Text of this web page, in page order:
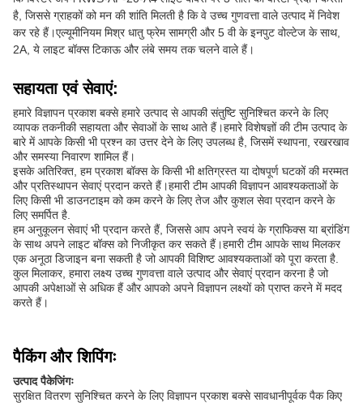
है, जिससे ग्राहकों को मन की शांति मिलती है कि वे उच्च गुणवत्ता वाले उत्पाद में निवेश
कर रहे हैं।एल्यूमीनियम मिश्र धातु फ्रेम सामग्री और 5 वी के इनपुट वोल्टेज के साथ,
2A, ये लाइट बॉक्स टिकाऊ और लंबे समय तक चलने वाले हैं।
सहायता एवं सेवाएं:
हमारे विज्ञापन प्रकाश बक्से हमारे उत्पाद से आपकी संतुष्टि सुनिश्चित करने के लिए
व्यापक तकनीकी सहायता और सेवाओं के साथ आते हैं।हमारे विशेषज्ञों की टीम उत्पाद के
बारे में आपके किसी भी प्रश्न का उत्तर देने के लिए उपलब्ध है, जिसमें स्थापना, रखरखाव
और समस्या निवारण शामिल हैं।
इसके अतिरिक्त, हम प्रकाश बॉक्स के किसी भी क्षतिग्रस्त या दोषपूर्ण घटकों की मरम्मत
और प्रतिस्थापन सेवाएं प्रदान करते हैं।हमारी टीम आपकी विज्ञापन आवश्यकताओं के
लिए किसी भी डाउनटाइम को कम करने के लिए तेज और कुशल सेवा प्रदान करने के
लिए समर्पित है.
हम अनुकूलन सेवाएं भी प्रदान करते हैं, जिससे आप अपने स्वयं के ग्राफिक्स या ब्रांडिंग
के साथ अपने लाइट बॉक्स को निजीकृत कर सकते हैं।हमारी टीम आपके साथ मिलकर
एक अनूठा डिजाइन बना सकती है जो आपकी विशिष्ट आवश्यकताओं को पूरा करता है.
कुल मिलाकर, हमारा लक्ष्य उच्च गुणवत्ता वाले उत्पाद और सेवाएं प्रदान करना है जो
आपकी अपेक्षाओं से अधिक हैं और आपको अपने विज्ञापन लक्ष्यों को प्राप्त करने में मदद
करते हैं।
पैकिंग और शिपिंगः
उत्पाद पैकेजिंगः
सुरक्षित वितरण सुनिश्चित करने के लिए विज्ञापन प्रकाश बक्से सावधानीपूर्वक पैक किए